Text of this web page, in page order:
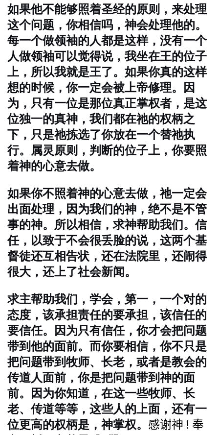
如果他不能够照着圣经的原则，来处理
这个问题，你相信吗，神会处理他的。
每一个做领袖的人都是这样，没有一个
人做领袖可以觉得说，我坐在王的位子
上，所以我就是王了。如果你真的这样
想的时候，你一定会被上帝修理。因
为，只有一位是那位真正掌权者，是这
位独一的真神，我们都在祂的权柄之
下，只是祂拣选了你放在一个替祂执
行。属灵原则，判断的位子上，你要照
着神的心意去做。
如果你不照着神的心意去做，祂一定会
出面处理，因为我们的神，绝不是不管
事的神。所以相信，求神帮助我们。信
任，以致于不会很丢脸的说，这两个基
督徒还互相告状，还在法院里，还闹得
很大，还上了社会新闻。
求主帮助我们，学会，第一，一个对的
态度，该承担责任的要承担，该信任的
要信任。因为只有信任，你才会把问题
带到他的面前。而你要相信，你不只是
把问题带到牧师、长老，或者是教会的
传道人面前，你是把问题带到神的面
前。因为你知道，在这一些牧师、长
老、传道等等，这些人的上面，还有一
位更高的权柄是，神掌权。 感谢神 ! 奉